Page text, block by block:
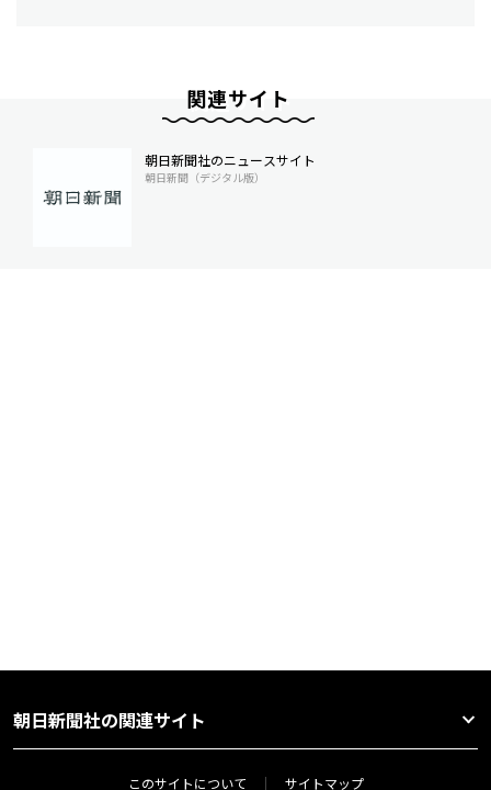
関連サイト
朝日新聞社のニュースサイト
朝日新聞（デジタル版）
朝日新聞社の関連サイト
このサイトについて サイトマップ